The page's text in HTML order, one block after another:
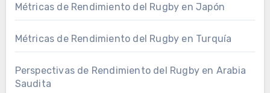
Métricas de Rendimiento del Rugby en Japón
Métricas de Rendimiento del Rugby en Turquía
Perspectivas de Rendimiento del Rugby en Arabia
Saudita